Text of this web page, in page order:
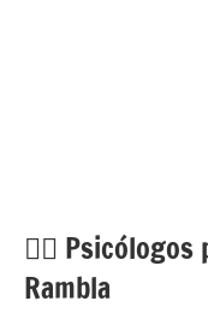
💁‍♂️
Rambla